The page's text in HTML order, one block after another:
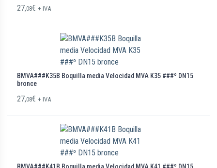
27,08€ + IVA
BMVA###K35B Boquilla media Velocidad MVA K35 ###º DN15
bronce
27,08€ + IVA